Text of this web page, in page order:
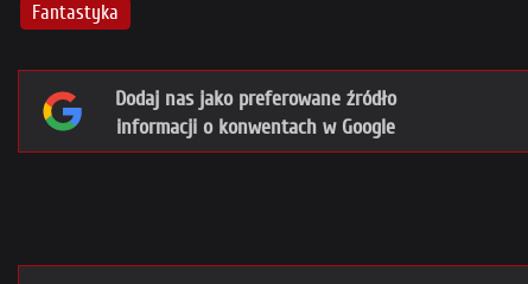
Fantastyka
Dodaj nas jako preferowane źródło
informacji o konwentach w Google